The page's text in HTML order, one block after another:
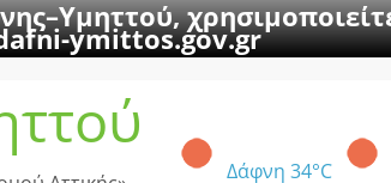
ymittos.gov.gr
Δάφνη 34°C